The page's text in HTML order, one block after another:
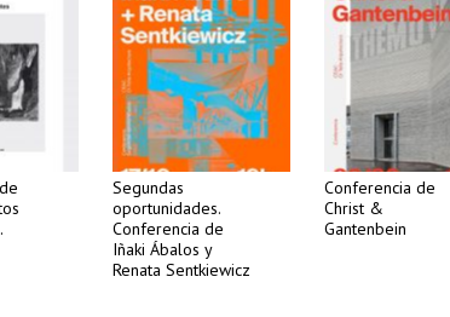
Segundas
oportunidades.
Conferencia de
Iñaki Ábalos y
Renata Sentkiewicz
Conferencia de
Christ &
Gantenbein